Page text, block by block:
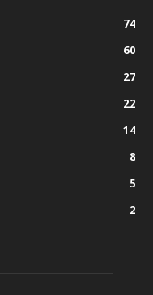
74
60
27
22
14
8
5
2